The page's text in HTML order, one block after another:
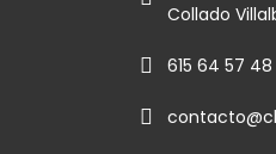
Collado
615 64 57 48